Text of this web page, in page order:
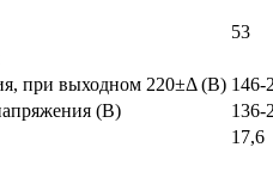
53
при выходном 220±Δ (В) 146-
(В)
136-
17,6